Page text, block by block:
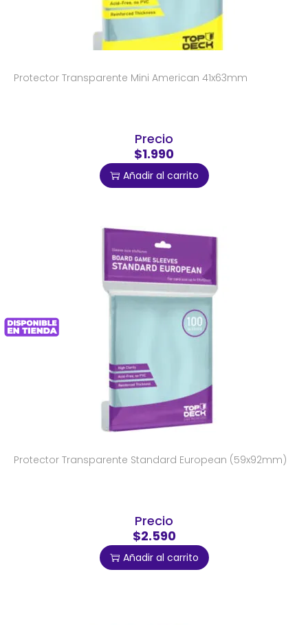
Protector Transparente Mini American 41x63mm
Precio
$1.990
Añadir al carrito
Protector Transparente Standard European (59x92mm)
Precio
$2.590
Añadir al carrito